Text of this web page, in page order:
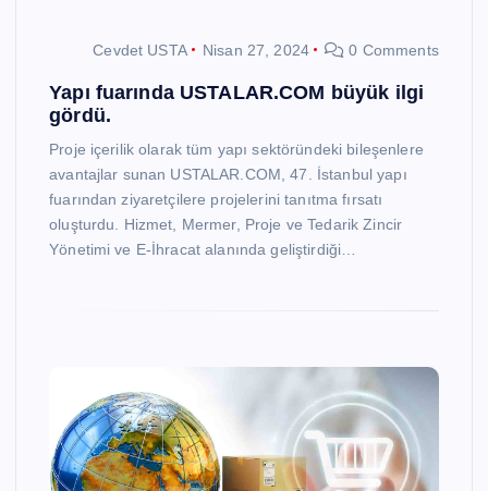
Cevdet USTA Nisan 27, 2024 0 Comments
Yapı fuarında USTALAR.COM büyük ilgi
gördü.
Proje içerilik olarak tüm yapı sektöründeki bileşenlere
avantajlar sunan USTALAR.COM, 47. İstanbul yapı
fuarından ziyaretçilere projelerini tanıtma fırsatı
oluşturdu. Hizmet, Mermer, Proje ve Tedarik Zincir
Yönetimi ve E-İhracat alanında geliştirdiği…